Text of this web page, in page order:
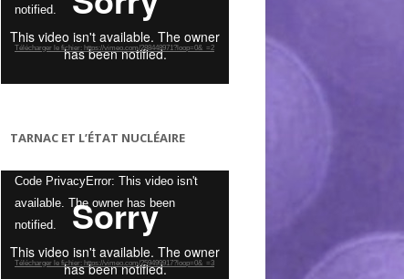
notified.
Télécharger le fichier: https://vimeo.com/288448971?loop=0&_=2
TARNAC ET L’ÉTAT NUCLÉAIRE
Lecteur
vidéo
Code PrivacyError: This video isn't
available. The owner has been
notified.
Télécharger le fichier: https://vimeo.com/259499917?loop=0&_=3